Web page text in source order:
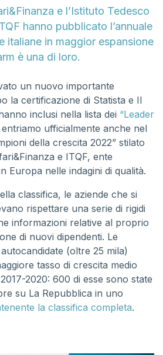
e l’Istituto Tedesco
hanno pubblicato l’annuale
italiane in maggior espansione
è una di loro.
un nuovo importante
la certificazione di Statista e Il
inclusi nella lista dei “Leader
ufficialmente anche nel
della crescita 2022” stilato
e ITQF, ente
Europa nelle indagini di qualità.
classifica, le aziende che si
rispettare una serie di rigidi
informazioni relative al proprio
di nuovi dipendenti. Le
(oltre 25 mila)
tasso di crescita medio
2020: 600 di esse sono state
su La Repubblica in uno
la classifica completa.